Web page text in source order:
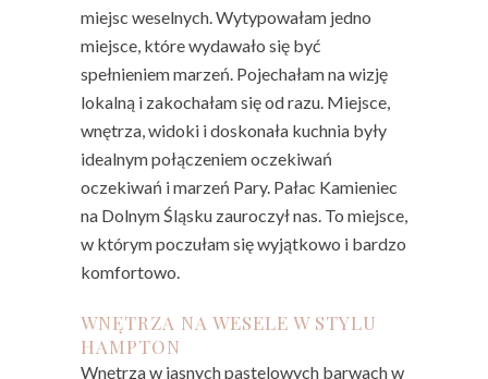
miejsc weselnych. Wytypowałam jedno
miejsce, które wydawało się być
spełnieniem marzeń. Pojechałam na wizję
lokalną i zakochałam się od razu. Miejsce,
wnętrza, widoki i doskonała kuchnia były
idealnym połączeniem oczekiwań
oczekiwań i marzeń Pary. Pałac Kamieniec
na Dolnym Śląsku zauroczył nas. To miejsce,
w którym poczułam się wyjątkowo i bardzo
komfortowo.
WNĘTRZA NA WESELE W STYLU
HAMPTON
Wnętrza w jasnych pastelowych barwach w